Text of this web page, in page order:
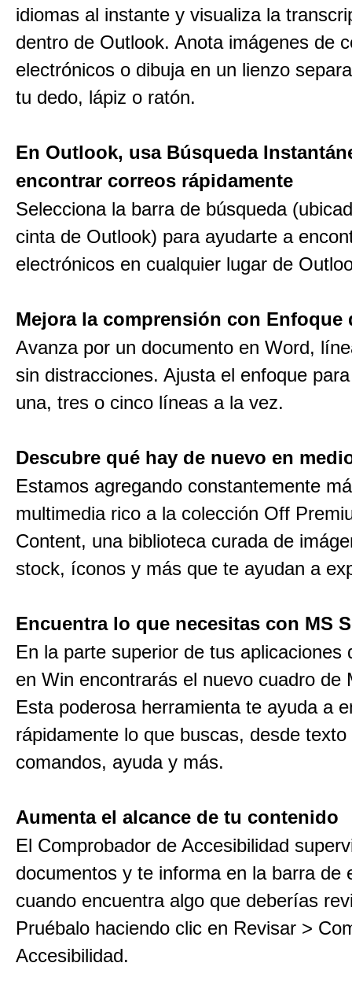
idiomas al instante y visualiza la
dentro de Outlook. Anota imágenes de
electrónicos o dibuja en un lienzo
tu dedo, lápiz o ratón.
En Outlook, usa Búsqueda
encontrar correos rápidamente
Selecciona la barra de búsqueda
cinta de Outlook) para ayudarte a
electrónicos en cualquier lugar de
Mejora la comprensión con Enfoque
Avanza por un documento en Word,
sin distracciones. Ajusta el enfoque
una, tres o cinco líneas a la vez.
Descubre qué hay de nuevo en
Estamos agregando constantemente
multimedia rico a la colección Off
Content, una biblioteca curada de
stock, íconos y más que te ayudan a
Encuentra lo que necesitas con MS
En la parte superior de tus aplicaciones
en Win encontrarás el nuevo cuadro de
Esta poderosa herramienta te ayuda a
rápidamente lo que buscas, desde texto
comandos, ayuda y más.
Aumenta el alcance de tu contenido
El Comprobador de Accesibilidad
documentos y te informa en la barra de
cuando encuentra algo que deberías
Pruébalo haciendo clic en Revisar >
Accesibilidad.